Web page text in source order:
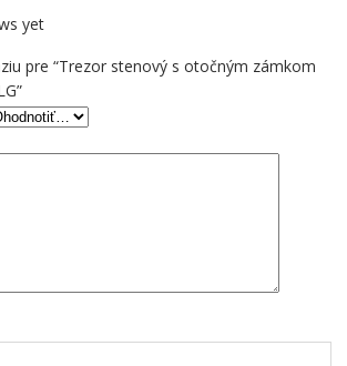
yet
pre “Trezor stenový s otočným zámkom